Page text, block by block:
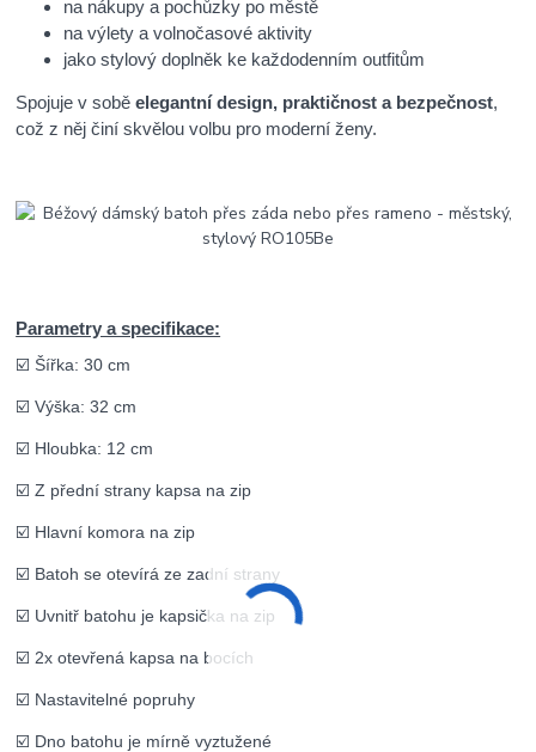
na nákupy a pochůzky po městě
na výlety a volnočasové aktivity
jako stylový doplněk ke každodenním outfitům
Spojuje v soběelegantní design, praktičnost a bezpečnost,
což z něj činí skvělou volbu pro moderní ženy.
Parametry a specifikace:
☑️ Šířka: 30 cm
☑️ Výška: 32 cm
☑️ Hloubka: 12 cm
☑️ Z přední strany kapsa na zip
☑️ Hlavní komora na zip
☑️ Batoh se otevírá ze zadní strany
☑️ Uvnitř batohu je kapsička na zip
☑️ 2x otevřená kapsa na bocích
☑️ Nastavitelné popruhy
☑️ Dno batohu je mírně vyztužené